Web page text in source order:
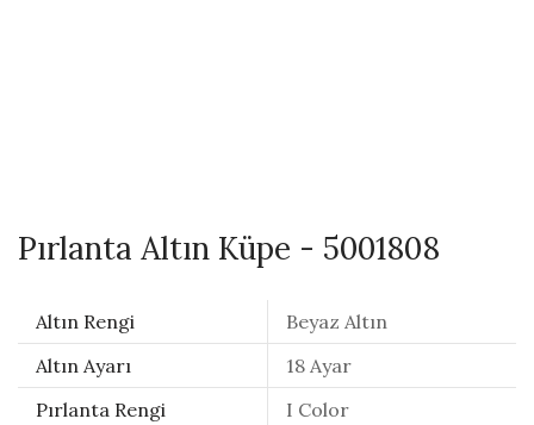
Pırlanta Altın Küpe - 5001808
Altın Rengi
Beyaz Altın
Altın Ayarı
18 Ayar
Pırlanta Rengi
I Color